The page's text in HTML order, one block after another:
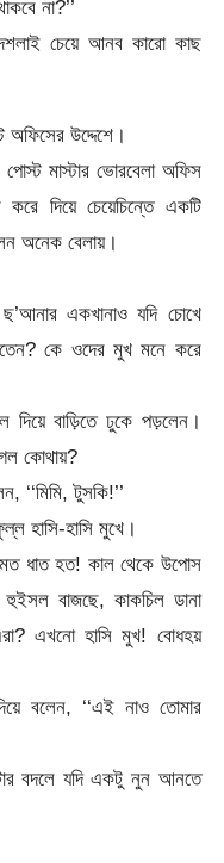
না?’’
চেয়ে আনব কারো কাছ
অফিসের উদ্দেশে।
মাস্টার ভোরবেলা অফিস
দিয়ে চেয়েচিন্তে একটি
অনেক বেলায়।
একখানাও যদি চোখে
কে ওদের মুখ মনে করে
বাড়িতে ঢুকে পড়লেন।
কোথায়?
‘‘মিমি, টুসকি!’’
হাসি-হাসি মুখে।
ধাত হত! কাল থেকে উপোস
বাজছে, কাকচিল ডানা
এখনো হাসি মুখ! বোধহয়
বলেন, ‘‘এই নাও তোমার
বদলে যদি একটু নুন আনতে